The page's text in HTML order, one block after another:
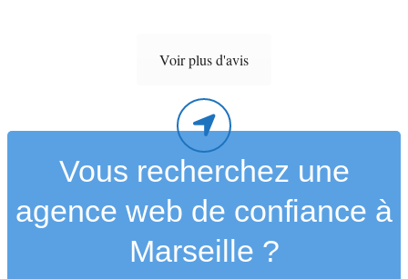
Voir plus d'avis
Vous recherchez une
agence web de confiance à
Marseille ?